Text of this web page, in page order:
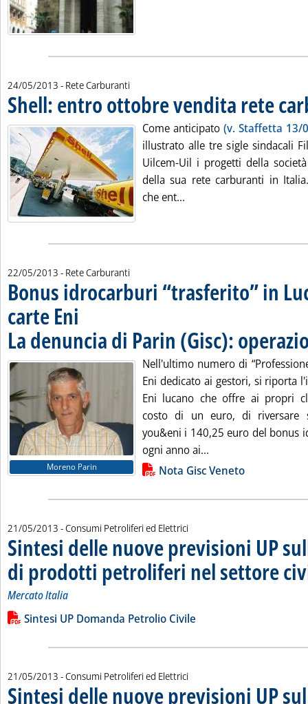
24/05/2013 - Rete Carburanti
Shell: entro ottobre vendita rete
Come anticipato (v. Staffetta 13/
illustrato alle tre sigle sindacali
Uilcem-Uil i progetti della
della sua rete carburanti in
che ent...
22/05/2013 - Rete Carburanti
Bonus idrocarburi “trasferito” in
carte Eni
La denuncia di Parin (Gisc):
Moreno Parin
Nell'ultimo numero di
Eni dedicato ai gestori, si riporta
Eni lucano che offre ai propri
costo di un euro, di riversare
you&eni i 140,25 euro del bonus
ogni anno ai...
Lista allegati PDF alla notiziaNota Gisc Veneto
21/05/2013 - Consumi Petroliferi ed Elettrici
Sintesi delle nuove previsioni UP
di prodotti petroliferi nel settore
Mercato Italia
Leggi tutta la notizia: 'Sintesi delle nuove previsioni UP
Lista allegati PDF alla notizia
Sintesi UP Domanda Petrolio Civile
21/05/2013 - Consumi Petroliferi ed Elettrici
Sintesi delle nuove previsioni UP